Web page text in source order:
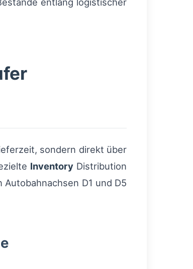
sondern direkt über
Inventory Distribution
D1 und D5